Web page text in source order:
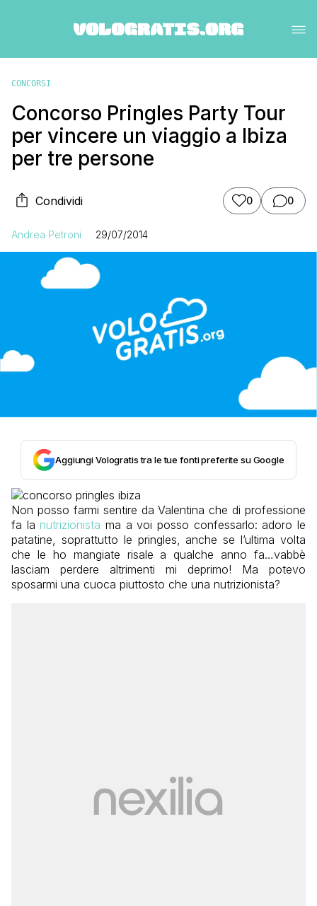
CONCORSI
Concorso Pringles Party Tour
per vincere un viaggio a Ibiza
per tre persone
Condividi 0 0
Andrea Petroni 29/07/2014
Aggiungi Vologratis tra le tue fonti preferite su Google
Non posso farmi sentire da Valentina che di professione
fa la nutrizionista ma a voi posso confessarlo: adoro le
patatine, soprattutto le pringles, anche se l’ultima volta
che le ho mangiate risale a qualche anno fa…vabbè
lasciam perdere altrimenti mi deprimo! Ma potevo
sposarmi una cuoca piuttosto che una nutrizionista?